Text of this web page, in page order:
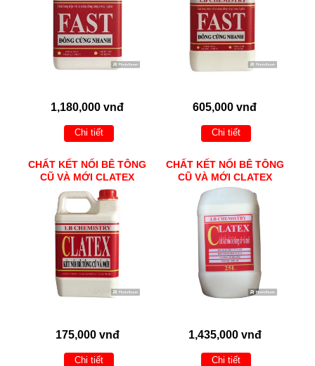
1,180,000 vnđ
Chi tiết
605,000 vnđ
Chi tiết
CHẤT KẾT NỐI BÊ TÔNG
CŨ VÀ MỚI CLATEX
175,000 vnđ
Chi tiết
CHẤT KẾT NỐI BÊ TÔNG
CŨ VÀ MỚI CLATEX
1,435,000 vnđ
Chi tiết